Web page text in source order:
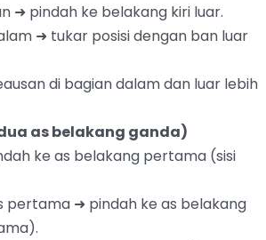
➜ pindah ke belakang kiri luar.
➜ tukar posisi dengan ban luar
di bagian dalam dan luar lebih
as belakang ganda)
ke as belakang pertama (sisi
pertama ➜ pindah ke as belakang